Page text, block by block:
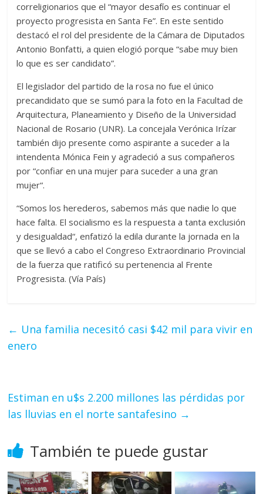
correligionarios que el “mayor desafío es continuar el
proyecto progresista en Santa Fe”. En este sentido
destacó el rol del presidente de la Cámara de Diputados
Antonio Bonfatti, a quien elogió porque “sabe muy bien
lo que es ser candidato”.
El legislador del partido de la rosa no fue el único
precandidato que se sumó para la foto en la Facultad de
Arquitectura, Planeamiento y Diseño de la Universidad
Nacional de Rosario (UNR). La concejala Verónica Irízar
también dijo presente como aspirante a suceder a la
intendenta Mónica Fein y agradeció a sus compañeros
por “confiar en una mujer para suceder a una gran
mujer“.
“Somos los herederos, sabemos más que nadie lo que
hace falta. El socialismo es la respuesta a tanta exclusión
y desigualdad“, enfatizó la edila durante la jornada en la
que se llevó a cabo el Congreso Extraordinario Provincial
de la fuerza que ratificó su pertenencia al Frente
Progresista. (Vía País)
← Una familia necesitó casi $42 mil para vivir en
enero
Estiman en u$s 2.200 millones las pérdidas por
las lluvias en el norte santafesino →
También te puede gustar